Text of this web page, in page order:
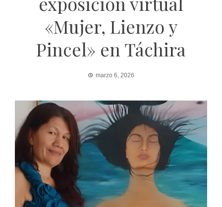
«Mujer, Lienzo y
Pincel» en Táchira
marzo 6, 2026